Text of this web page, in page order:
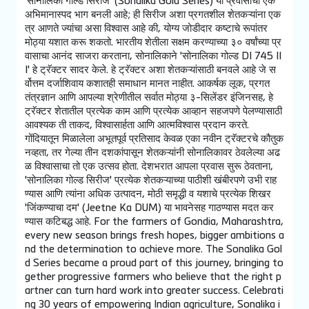
अभिमानास्पद भाग बनली आहे; ही सिरीज अशा प्रगतशील शेतकऱ्यांना एक
त्र आणते ज्यांचा असा विश्वास आहे की, योग्य जोडीदार कष्टाचे रूपांतर
मोठ्या यशात करू शकतो. भारतीय शेतीला सक्षम करण्याच्या ३० वर्षांच्या प्र
वासाचा आनंद साजरा करताना, सोनालिकाने 'सोनालिका गोल्ड DI 745 II
I' हे ट्रॅक्टर सादर केले. हे ट्रॅक्टर अशा शेतकऱ्यांसाठी बनवले आहे जे स
र्वोत्तम दर्जाशिवाय कशातही समाधान मानत नाहीत. आकर्षक लूक, प्रगत
तंत्रज्ञान आणि आपल्या श्रेणीतील सर्वात मोठ्या ३-सिलेंडर इंजिनसह, हे
ट्रॅक्टर शेतातील प्रत्येक काम आणि प्रत्येक आव्हान सहजपणे पेलण्यासाठी
आवश्यक ती ताकद, विश्वासार्हता आणि आत्मविश्वास प्रदान करते.
गोंदियातून मिळालेला अभूतपूर्व प्रतिसाद केवळ एका नवीन ट्रॅक्टरचे कौतुक
नव्हता, तर गेल्या तीन दशकांपासून शेतकऱ्यांनी सोनालिकावर ठेवलेल्या अढ
ळ विश्वासाचा तो एक उत्सव होता. देशभरात आपला प्रवास सुरू ठेवताना,
'सोनालिका गोल्ड सिरीज' प्रत्येक शेतकऱ्याच्या पाठीशी खंबीरपणे उभी राह
ण्यास आणि त्यांना अधिक उत्पादन, मोठी समृद्धी व यशाचे प्रत्येक शिखर
'जिंकण्याचा दम' (Jeetne Ka DUM) या भावनेसह गाठण्यास मदत कर
ण्यास कटिबद्ध आहे. For the farmers of Gondia, Maharashtra,
every new season brings fresh hopes, bigger ambitions a
nd the determination to achieve more. The Sonalika Gol
d Series became a proud part of this journey, bringing to
gether progressive farmers who believe that the right p
artner can turn hard work into greater success. Celebrati
ng 30 years of empowering Indian agriculture, Sonalika i